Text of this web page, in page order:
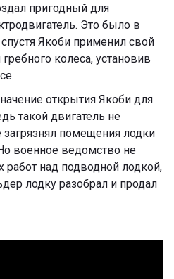
пригодный для
Это было в
Якоби применил свой
колеса, установив
открытия Якоби для
такой двигатель не
помещения лодки
военное ведомство не
над подводной лодкой,
лодку разобрал и продал